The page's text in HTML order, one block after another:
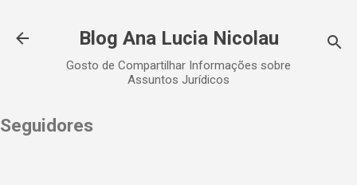
Blog Ana Lucia Nicolau
Gosto de Compartilhar Informações sobre
Assuntos Jurídicos
Seguidores